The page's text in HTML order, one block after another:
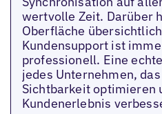
wertvolle Zeit. Darüber
Oberfläche
Kundensupport ist
professionell. Eine
jedes Unternehmen,
Sichtbarkeit optimieren
Kundenerlebnis